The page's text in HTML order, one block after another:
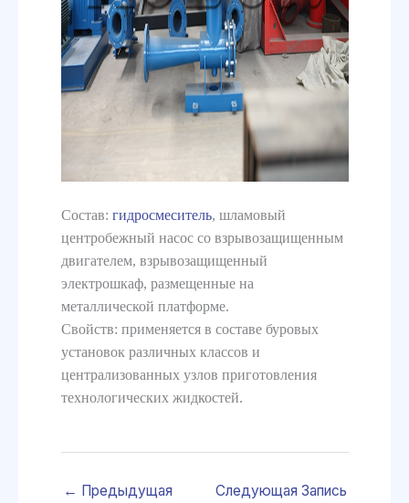
Состав: гидросмеситель, шламовый
центробежный насос со взрывозащищенным
двигателем, взрывозащищенный
электрошкаф, размещенные на
металлической платформе.
Свойств: применяется в составе буровых
установок различных классов и
централизованных узлов приготовления
технологических жидкостей.
← Предыдущая
Следующая Запись